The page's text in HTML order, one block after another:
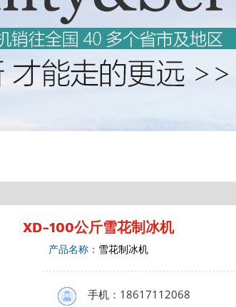
XD-100公斤雪花制冰机
产品名称： 雪花制冰机
手机：18617112068